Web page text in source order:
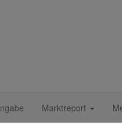
Marktreport